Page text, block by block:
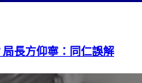
長方仰寧：同仁誤解